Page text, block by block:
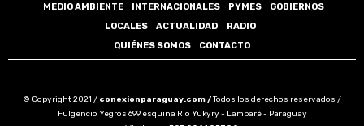
MEDIO AMBIENTE
INTERNACIONALES PYMES
GOBIERNOS
LOCALES
ACTUALIDAD
RADIO
QUIÉNES SOMOS
CONTACTO
© Copyright 2021 / conexionparaguay.com /Todos los derechos reservados /
Fulgencio Yegros 699 esquina Río Yukyry - Lambaré - Paraguay